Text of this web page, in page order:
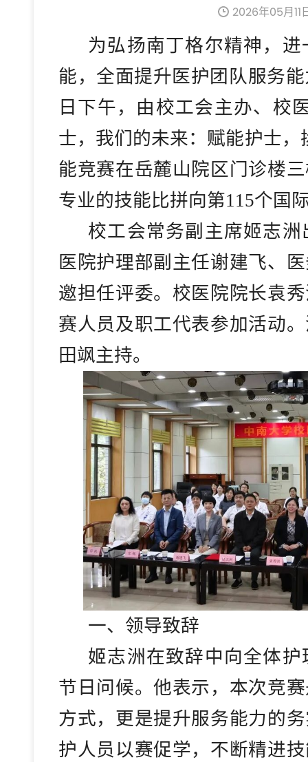
2026年05月11
为弘扬南丁格尔精神，
能，全面提升医护团队服务
日下午，由校工会主办、校
士，我们的未来：赋能护士，
能竞赛在岳麓山院区门诊楼
专业的技能比拼向第115个国
校工会常务副主席姬志
医院护理部副主任谢建飞、
邀担任评委。校医院院长袁
赛人员及职工代表参加活动
田飒主持。
一、 领导致辞
姬志洲在致辞中向全体
节日问候。他表示，本次竞
方式，更是提升服务能力的
护人员以赛促学，不断精进